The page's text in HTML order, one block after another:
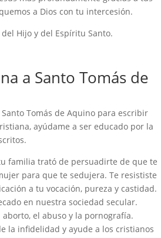
a Dios con tu intercesión.
Hijo y del Espíritu Santo.
a Santo Tomás de
Tomás de Aquino para escribir
ayúdame a ser educado por la
familia trató de persuadirte de que te
para que te sedujera. Te resististe
a tu vocación, pureza y castidad.
en nuestra sociedad secular.
aborto, el abuso y la pornografía.
la infidelidad y ayude a los cristianos